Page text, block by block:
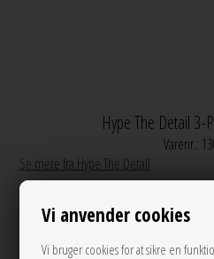
Vi anvender cookies
Vi bruger cookies for at sikre en
Hype The Detail 3-
Varenr.:
Se mere fra Hype The Detail
200,00